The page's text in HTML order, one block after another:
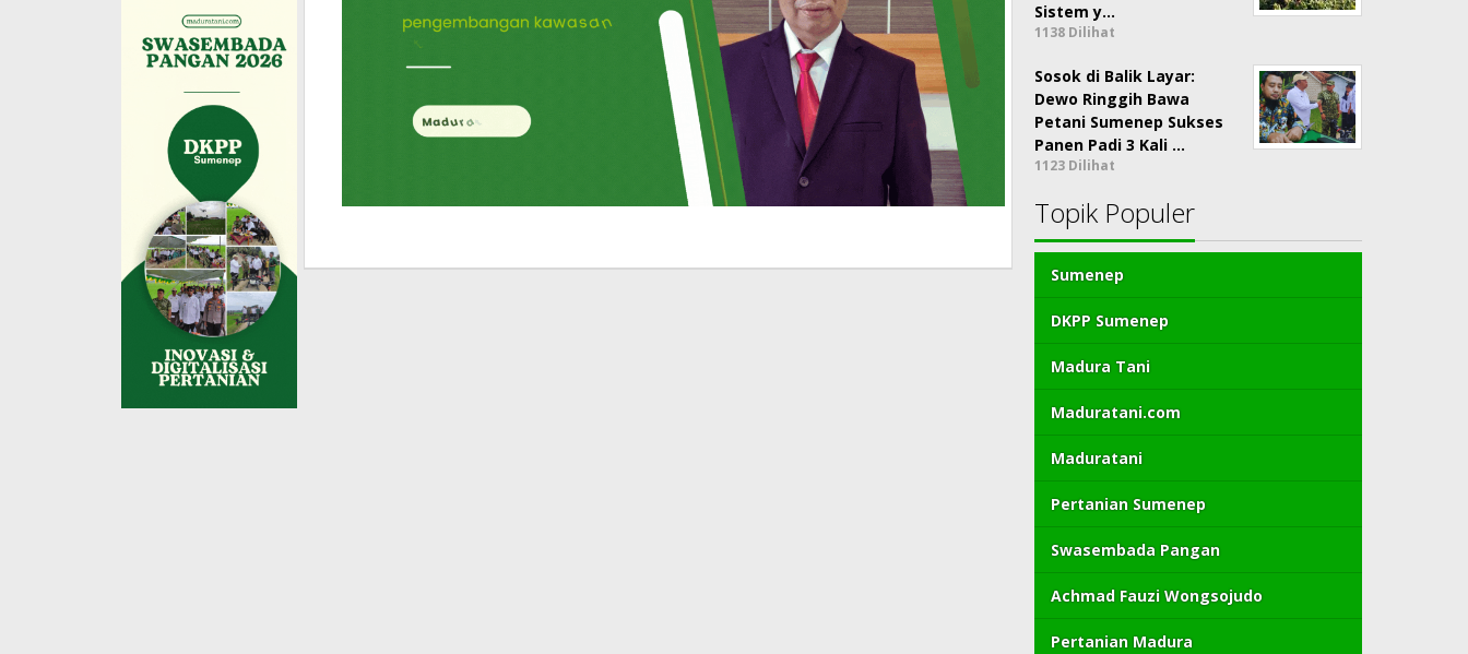
Sistem y…
1138 Dilihat
Sosok di Balik Layar:
Dewo Ringgih Bawa
Petani Sumenep Sukses
Panen Padi 3 Kali …
1123 Dilihat
Topik Populer
Sumenep
DKPP Sumenep
Madura Tani
Maduratani.com
Maduratani
Pertanian Sumenep
Swasembada Pangan
Achmad Fauzi Wongsojudo
Pertanian Madura